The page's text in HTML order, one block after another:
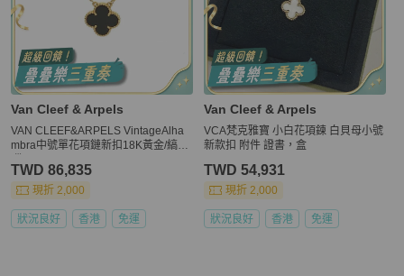
Van Cleef & Arpels
VAN CLEEF&ARPELS VintageAlha
mbra中號單花項鏈新扣18K黃金/縞瑪
TWD 86,835
現折 2,000
狀況良好 香港 免運
Van Cleef & Arpels
VCA梵克雅寶 小白花項鍊 白貝母小號
新款扣 附件 證書，盒
TWD 54,931
現折 2,000
狀況良好 香港 免運